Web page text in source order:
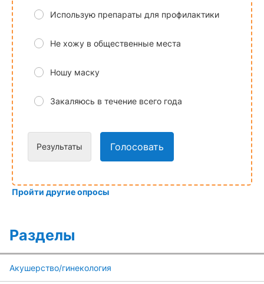
Разделы
Акушерство/гинекология
Использую препараты для профилактики
Не хожу в общественные места
Ношу маску
Закаляюсь в течение всего года
Результаты Голосовать
Пройти другие опросы